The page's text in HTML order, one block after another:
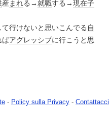
産まれる→就職する→現在子
て行けないと思いこんでる 自
ばアグレッシブに行こうと思
- Policy sulla Privacy - Contattacci